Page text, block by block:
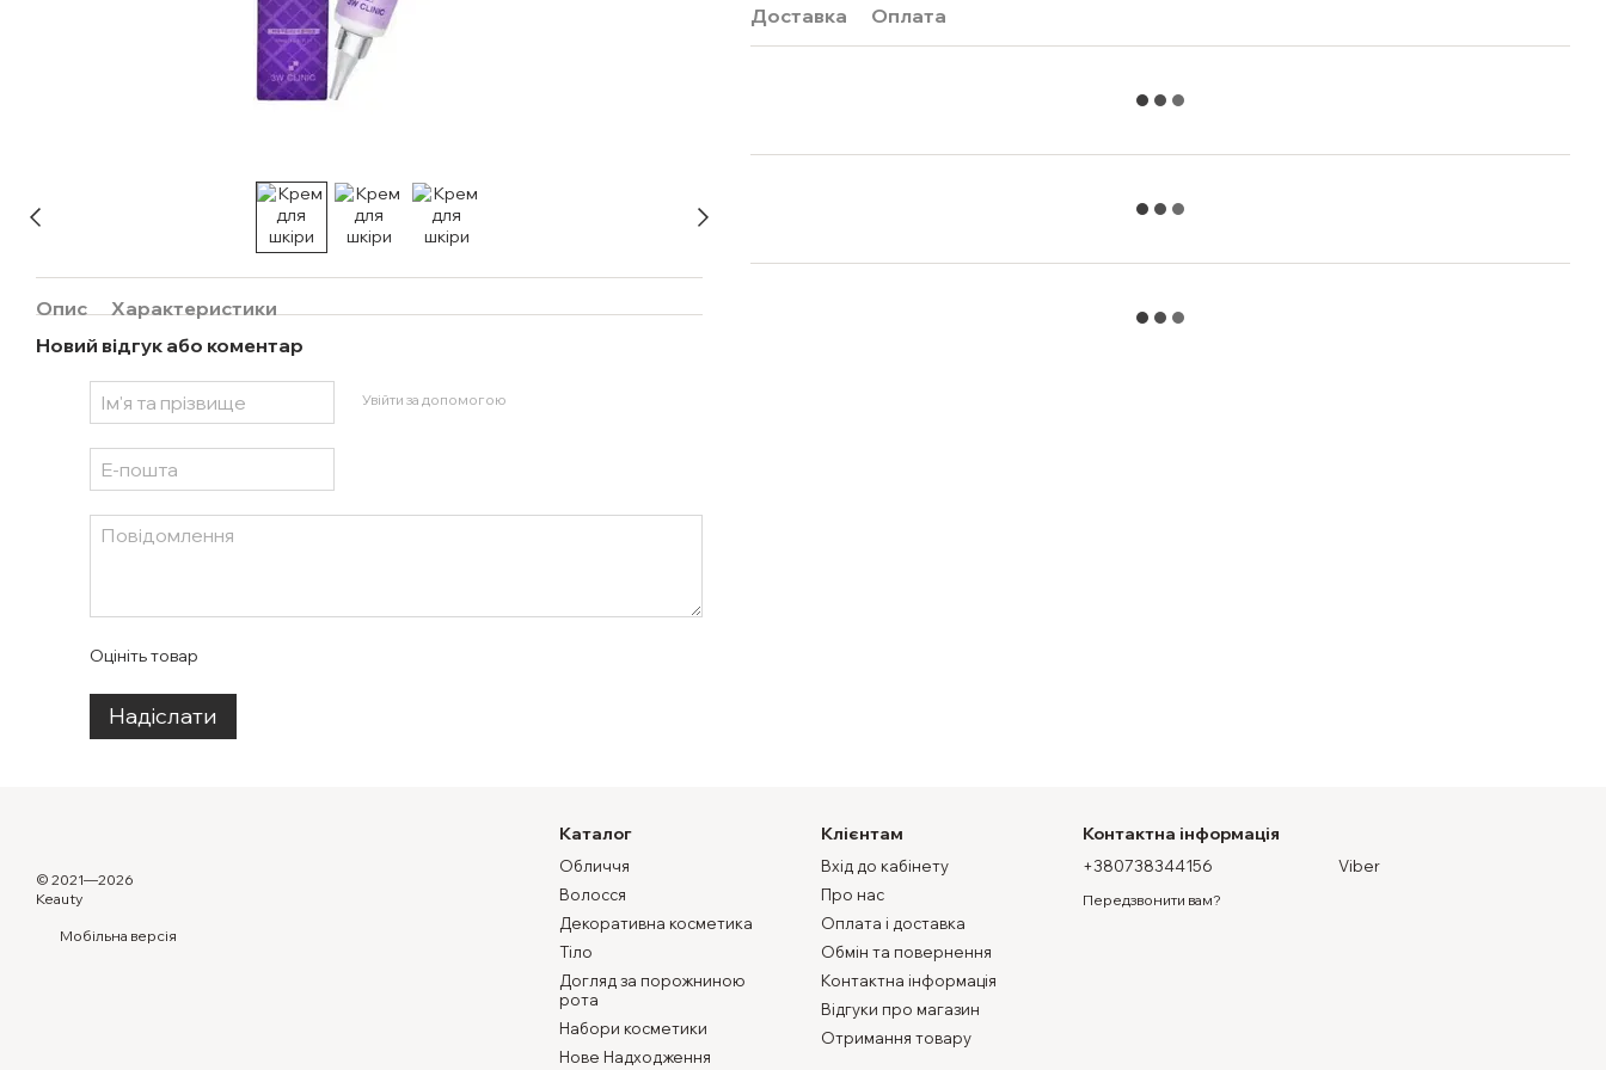
Опис
Характеристики
Новий відгук або коментар
Увійти за допомогою
Оцініть товар
Надіслати
Доставка Оплата
© 2021—2026
Keauty
Мобільна версія
Каталог
Обличчя
Волосся
Декоративна косметика
Тіло
Догляд за порожниною
рота
Набори косметики
Нове Надходження
Клієнтам
Вхід до кабінету
Про нас
Оплата і доставка
Обмін та повернення
Контактна інформація
Відгуки про магазин
Отримання товару
Контактна інформація
+380738344156
Передзвонити вам?
Viber